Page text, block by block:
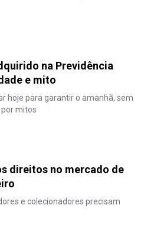
na Previdência
e mito
hoje para garantir o amanhã, sem
mitos
direitos no mercado de
e colecionadores precisam